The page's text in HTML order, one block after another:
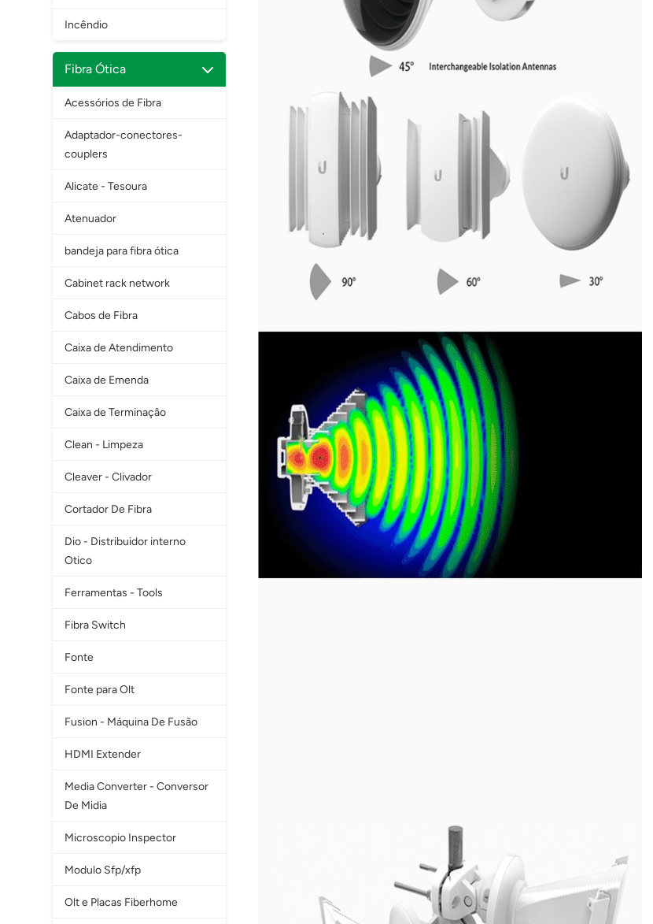
Incêndio
Fibra Ótica
Acessórios de Fibra
Adaptador-conectores-
couplers
Alicate - Tesoura
Atenuador
bandeja para fibra ótica
Cabinet rack network
Cabos de Fibra
Caixa de Atendimento
Caixa de Emenda
Caixa de Terminaçâo
Clean - Limpeza
Cleaver - Clivador
Cortador De Fibra
Dio - Distribuidor interno
Otico
Ferramentas - Tools
Fibra Switch
Fonte
Fonte para Olt
Fusion - Máquina De Fusão
HDMI Extender
Media Converter - Conversor
De Midia
Microscopio Inspector
Modulo Sfp/xfp
Olt e Placas Fiberhome